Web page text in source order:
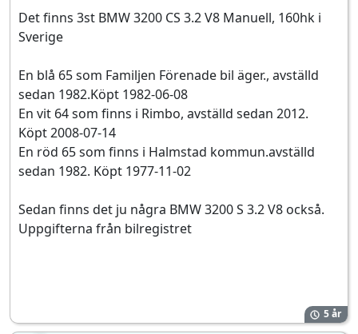
Det finns 3st BMW 3200 CS 3.2 V8 Manuell, 160hk i
Sverige
En blå 65 som Familjen Förenade bil äger., avställd
sedan 1982.Köpt 1982-06-08
En vit 64 som finns i Rimbo, avställd sedan 2012.
Köpt 2008-07-14
En röd 65 som finns i Halmstad kommun.avställd
sedan 1982. Köpt 1977-11-02
Sedan finns det ju några BMW 3200 S 3.2 V8 också.
Uppgifterna från bilregistret
5 år